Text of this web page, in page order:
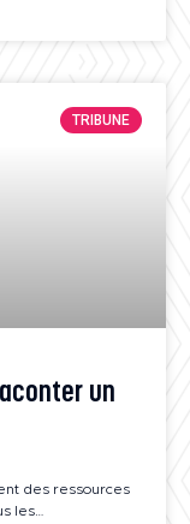
TRIBUNE
un
des ressources
les…